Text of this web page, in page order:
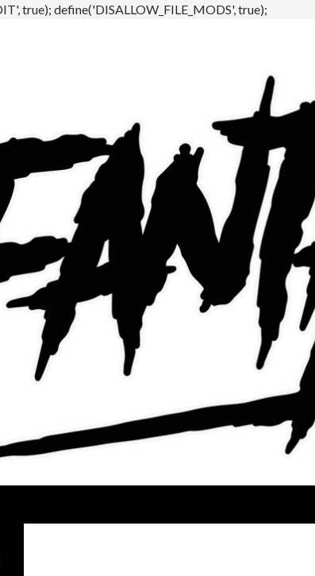
true); define('DISALLOW_FILE_MODS', true);